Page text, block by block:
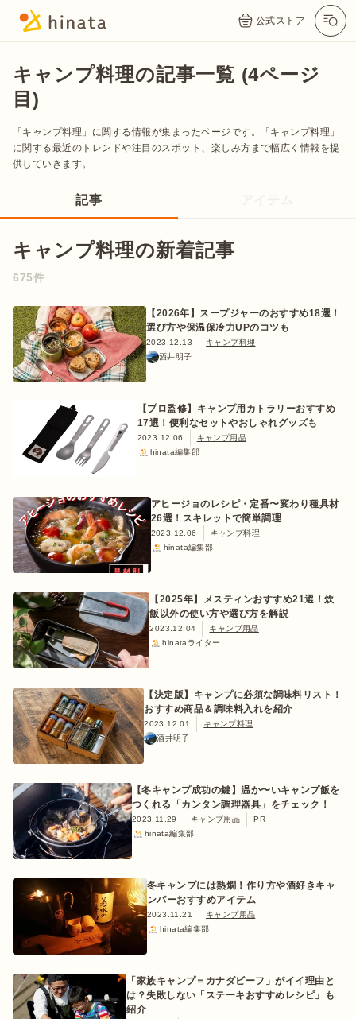
公式ストア
キャンプ料理の記事一覧 (4ページ
目)
「キャンプ料理」に関する情報が集まったページです。「キャンプ料理」
に関する最近のトレンドや注目のスポット、楽しみ方まで幅広く情報を提
供していきます。
記事
キャンプ料理の新着記事
675件
【2026年】スープジャーのおすすめ18選！
選び方や保温保冷力UPのコツも
2023.12.13
キャンプ料理
酒井明子
【プロ監修】キャンプ用カトラリーおすすめ
17選！便利なセットやおしゃれグッズも
2023.12.06
キャンプ用品
hinata編集部
アヒージョのレシピ・定番〜変わり種具材
26選！スキレットで簡単調理
2023.12.06
キャンプ料理
hinata編集部
【2025年】メスティンおすすめ21選！炊
飯以外の使い方や選び方を解説
2023.12.04
キャンプ用品
hinataライター
【決定版】キャンプに必須な調味料リスト！
おすすめ商品＆調味料入れを紹介
2023.12.01
キャンプ料理
酒井明子
【冬キャンプ成功の鍵】温か〜いキャンプ飯を
つくれる「カンタン調理器具」をチェック！
2023.11.29 キャンプ用品
PR
hinata編集部
冬キャンプには熱燗！作り方や酒好きキャ
ンパーおすすめアイテム
2023.11.21
キャンプ用品
hinata編集部
「家族キャンプ＝カナダビーフ」がイイ理由と
は？失敗しない「ステーキおすすめレシピ」も
紹介
公式オンラインストア
おすすめ特集
キャンプ場
料理
how to
初めての方
ログイン/会員登録
マガジン イベント